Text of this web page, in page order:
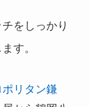
をしっかり
す。
リタン鎌